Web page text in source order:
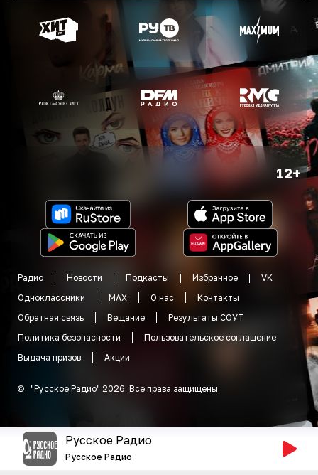
12+
Радио Новости Подкасты Избранное
VK
Одноклассники
MAX О нас
Контакты
Обратная связь
Вещание
Результаты СОУТ
Политика безопасности
Пользовательское соглашение
Выдача призов
Акции
© "Русское Радио" 2026. Все права защищены
Русское Радио
Русское Радио